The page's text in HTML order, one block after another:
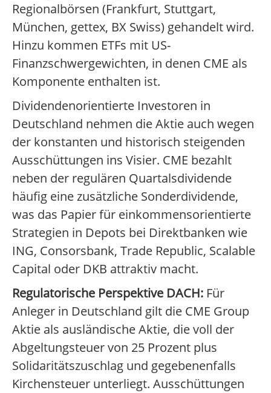
Regionalbörsen (Frankfurt, Stuttgart,
München, gettex, BX Swiss) gehandelt wird.
Hinzu kommen ETFs mit US-
Finanzschwergewichten, in denen CME als
Komponente enthalten ist.
Dividendenorientierte Investoren in
Deutschland nehmen die Aktie auch wegen
der konstanten und historisch steigenden
Ausschüttungen ins Visier. CME bezahlt
neben der regulären Quartalsdividende
häufig eine zusätzliche Sonderdividende,
was das Papier für einkommensorientierte
Strategien in Depots bei Direktbanken wie
ING, Consorsbank, Trade Republic, Scalable
Capital oder DKB attraktiv macht.
Regulatorische Perspektive DACH: Für
Anleger in Deutschland gilt die CME Group
Aktie als ausländische Aktie, die voll der
Abgeltungsteuer von 25 Prozent plus
Solidaritätszuschlag und gegebenenfalls
Kirchensteuer unterliegt. Ausschüttungen